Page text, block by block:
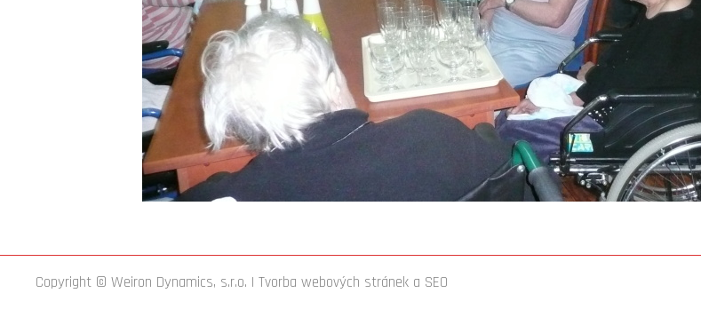
Copyright © Weiron Dynamics, s.r.o. | Tvorba webových stránek a SEO